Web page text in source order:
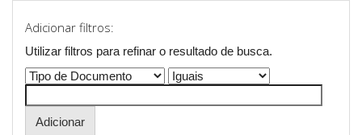
Adicionar filtros:
Utilizar filtros para refinar o resultado de busca.